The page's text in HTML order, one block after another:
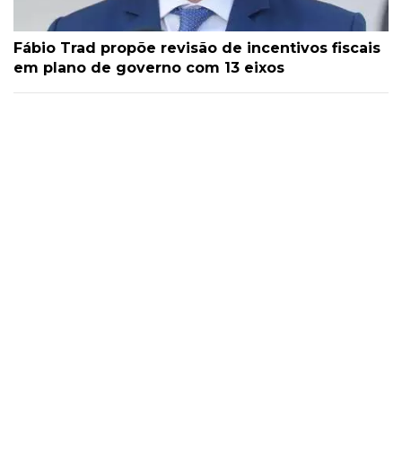
Fábio Trad propõe revisão de incentivos fiscais
em plano de governo com 13 eixos